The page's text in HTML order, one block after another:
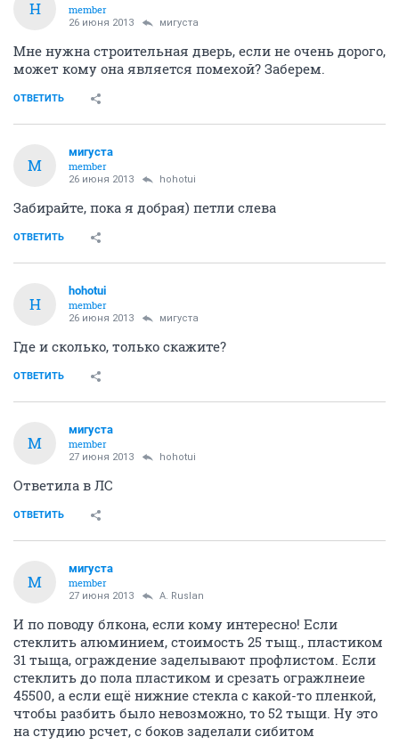
H
member
26 июня 2013 мигуста
Мне нужна строительная дверь, если не очень дорого,
может кому она является помехой? Заберем.
ОТВЕТИТЬ
М
мигуста
member
26 июня 2013 hohotui
Забирайте, пока я добрая) петли слева
ОТВЕТИТЬ
H
hohotui
member
26 июня 2013 мигуста
Где и сколько, только скажите?
ОТВЕТИТЬ
М
мигуста
member
27 июня 2013 hohotui
Ответила в ЛС
ОТВЕТИТЬ
М
мигуста
member
27 июня 2013 A. Ruslan
И по поводу блкона, если кому интересно! Если
стеклить алюминием, стоимость 25 тыщ., пластиком
31 тыща, ограждение заделывают профлистом. Если
стеклить до пола пластиком и срезать огражлнеие
45500, а если ещё нижние стекла с какой-то пленкой,
чтобы разбить было невозможно, то 52 тыщи. Ну это
на студию рсчет, с боков заделали сибитом